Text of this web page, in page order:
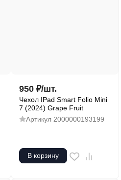
950 ₽/шт.
Чехол IPad Smart Folio Mini
7 (2024) Grape Fruit
Артикул 2000000193199
В корзину